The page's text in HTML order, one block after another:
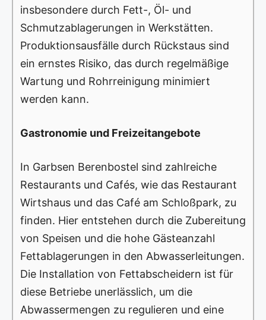
insbesondere durch Fett-, Öl- und
Schmutzablagerungen in Werkstätten.
Produktionsausfälle durch Rückstaus sind
ein ernstes Risiko, das durch regelmäßige
Wartung und Rohrreinigung minimiert
werden kann.
Gastronomie und Freizeitangebote
In Garbsen Berenbostel sind zahlreiche
Restaurants und Cafés, wie das Restaurant
Wirtshaus und das Café am Schloßpark, zu
finden. Hier entstehen durch die Zubereitung
von Speisen und die hohe Gästeanzahl
Fettablagerungen in den Abwasserleitungen.
Die Installation von Fettabscheidern ist für
diese Betriebe unerlässlich, um die
Abwassermengen zu regulieren und eine